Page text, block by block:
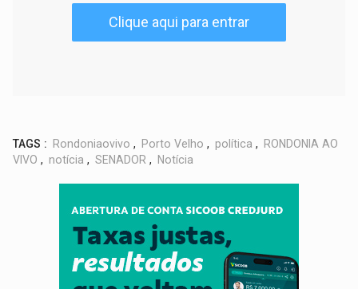
Clique aqui para entrar
TAGS : Rondoniaovivo , Porto Velho , política ,
RONDONIA AO
VIVO , notícia , SENADOR , Notícia